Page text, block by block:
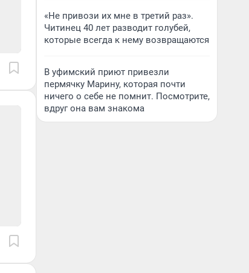
«Не привози их мне в третий раз».
Читинец 40 лет разводит голубей,
которые всегда к нему возвращаются
В уфимский приют привезли
пермячку Марину, которая почти
ничего о себе не помнит. Посмотрите,
вдруг она вам знакома